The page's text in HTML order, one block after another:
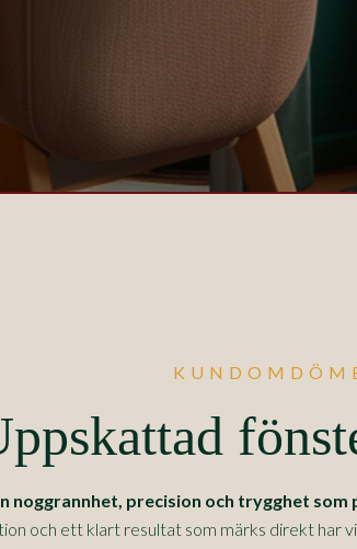
noggrannhet, precision och trygghet
och ett klart resultat som märks direkt har